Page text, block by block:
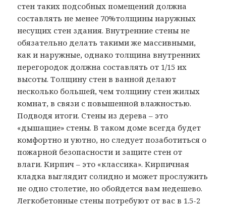
стен таких подсобных помещений должна
составлять не менее 70%толщины наружных
несущих стен здания. Внутренние стены не
обязательно делать такими же массивными,
как и наружные, однако толщина внутренних
перегородок должна составлять от 1/15 их
высоты. Толщину стен в ванной делают
несколько большей, чем толщину стен жилых
комнат, в связи с повышенной влажностью.
Подводя итоги. Стены из дерева – это
«дышащие» стены. В таком доме всегда будет
комфортно и уютно, но следует позаботиться о
пожарной безопасности и защите стен от
влаги. Кирпич – это «классика». Кирпичная
кладка выглядит солидно и может прослужить
не одно столетие, но обойдется вам недешево.
Легкобетонные стены потребуют от вас в 1.5-2